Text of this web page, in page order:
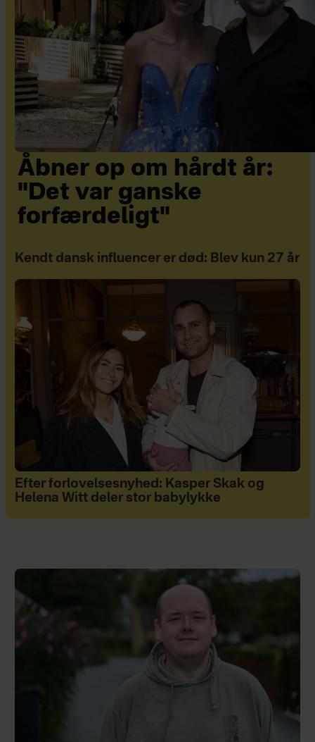
Åbner op om hårdt år:
"Det var ganske
forfærdeligt"
Kendt dansk influencer er død: Blev kun 27 år
Efter forlovelsesnyhed: Kasper Skak og
Helena Witt deler stor babylykke